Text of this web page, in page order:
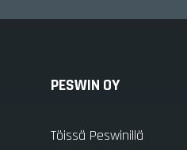
PESWIN OY
Töissä Peswinillä